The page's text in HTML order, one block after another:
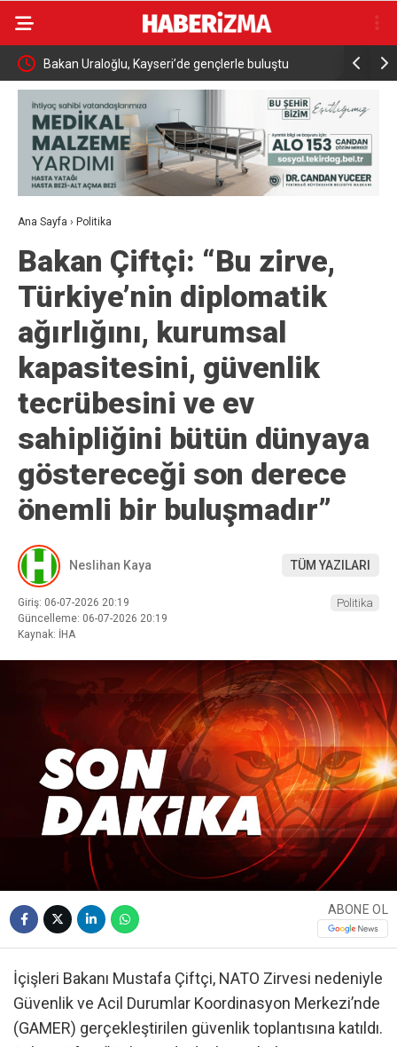
Bakan Uraloğlu, Kayseri’de gençlerle buluştu
müdahale
Ana Sayfa › Politika
Bakan Çiftçi: “Bu zirve,
Türkiye’nin diplomatik
ağırlığını, kurumsal
kapasitesini, güvenlik
tecrübesini ve ev
sahipliğini bütün dünyaya
göstereceği son derece
önemli bir buluşmadır”
Neslihan Kaya TÜM YAZILARI
Giriş: 06-07-2026 20:19
Güncelleme: 06-07-2026 20:19
Kaynak: İHA
Politika
ABONE OL
İçişleri Bakanı Mustafa Çiftçi, NATO Zirvesi nedeniyle
Güvenlik ve Acil Durumlar Koordinasyon Merkezi’nde
(GAMER) gerçekleştirilen güvenlik toplantısına katıldı.